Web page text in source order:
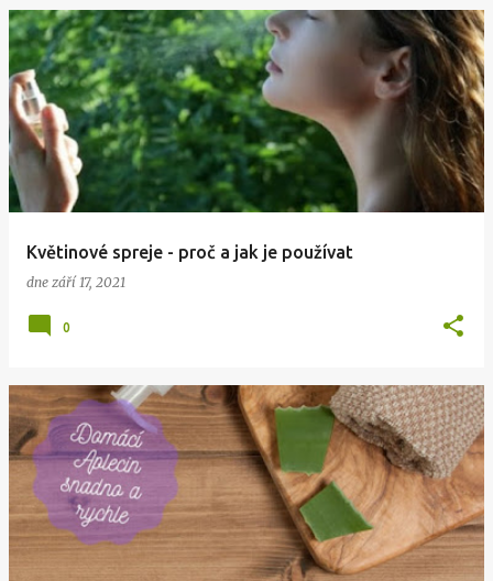
Květinové spreje - proč a jak je používat
dne září 17, 2021
0